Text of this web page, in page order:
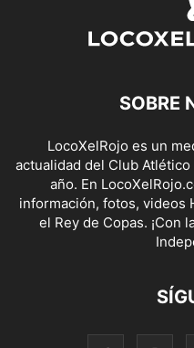
SOBRE
LocoXelRojo es un
actualidad del Club
año. En
información, fotos, videos
el Rey de Copas. ¡Con